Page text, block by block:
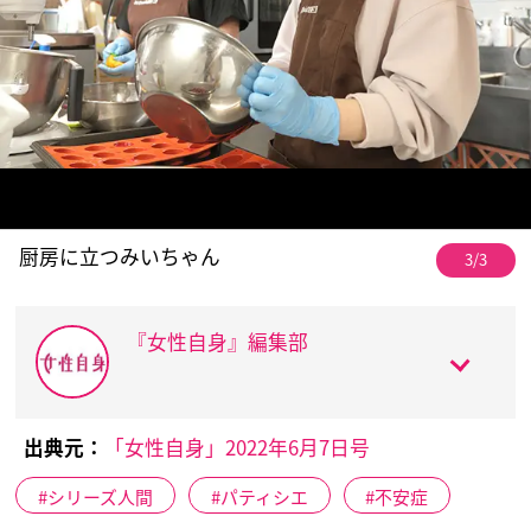
厨房に立つみいちゃん 3/3
『女性自身』編集部
出典元： 「女性自身」2022年6月7日号
シリーズ人間 パティシエ 不安症